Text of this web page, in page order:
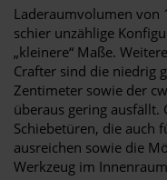
Laderaumvolumen von
schier unzählige
„kleinere“ Maße.
Crafter sind die niedrig
Zentimeter sowie der
überaus gering
Schiebetüren, die auch
ausreichen sowie die
Werkzeug im